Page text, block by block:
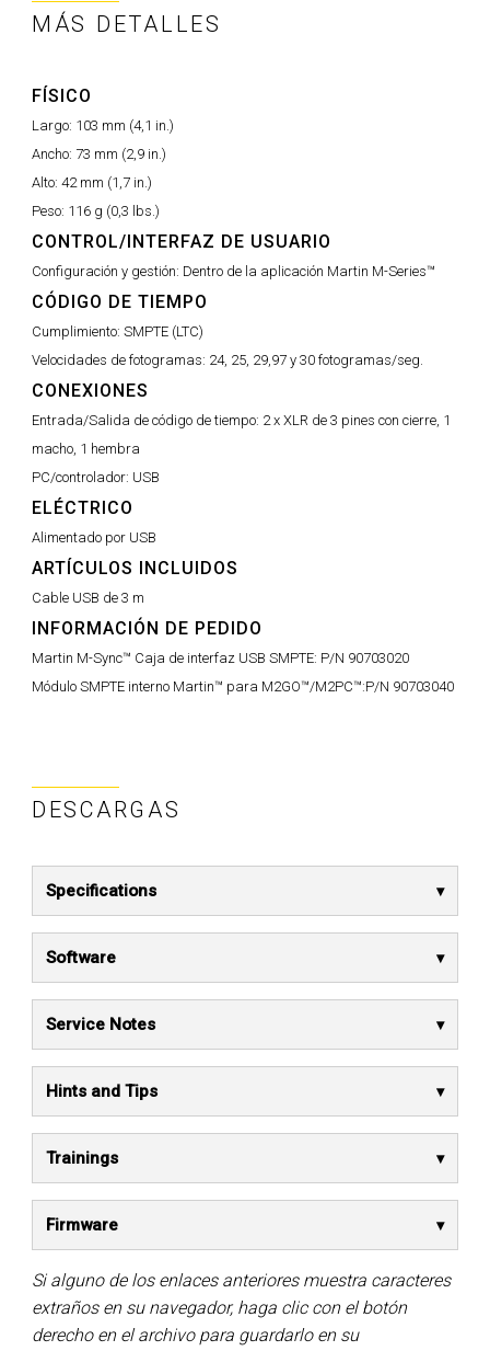
MÁS DETALLES
FÍSICO
Largo: 103 mm (4,1 in.)
Ancho: 73 mm (2,9 in.)
Alto: 42 mm (1,7 in.)
Peso: 116 g (0,3 lbs.)
CONTROL/INTERFAZ DE USUARIO
Configuración y gestión: Dentro de la aplicación Martin M-Series™
CÓDIGO DE TIEMPO
Cumplimiento: SMPTE (LTC)
Velocidades de fotogramas: 24, 25, 29,97 y 30 fotogramas/seg.
CONEXIONES
Entrada/Salida de código de tiempo: 2 x XLR de 3 pines con cierre, 1
macho, 1 hembra
PC/controlador: USB
ELÉCTRICO
Alimentado por USB
ARTÍCULOS INCLUIDOS
Cable USB de 3 m
INFORMACIÓN DE PEDIDO
Martin M-Sync™ Caja de interfaz USB SMPTE: P/N 90703020
Módulo SMPTE interno Martin™ para M2GO™/M2PC™:P/N 90703040
DESCARGAS
Specifications
Software
Service Notes
Hints and Tips
Trainings
Firmware
Si alguno de los enlaces anteriores muestra caracteres
extraños en su navegador, haga clic con el botón
derecho en el archivo para guardarlo en su